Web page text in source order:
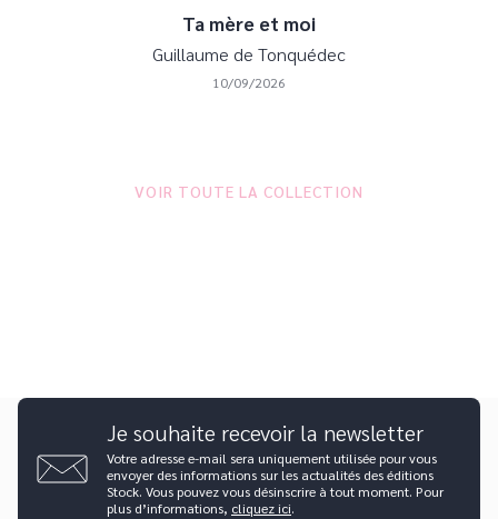
Ta mère et moi
Guillaume de Tonquédec
10/09/2026
VOIR TOUTE LA COLLECTION
Je souhaite recevoir la newsletter
Votre adresse e-mail sera uniquement utilisée pour vous
envoyer des informations sur les actualités des éditions
Stock. Vous pouvez vous désinscrire à tout moment. Pour
plus d’informations, cliquez ici.